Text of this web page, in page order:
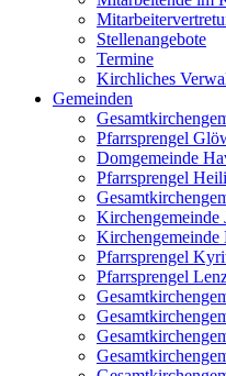
Stellenangebote
Termine
Kirchliches
Gemeinden
Pfarrsprengel
Domgemeinde
Pfarrsprengel
Kirchengemeinde
Kirchengemeinde
Pfarrsprengel
Pfarrsprengel